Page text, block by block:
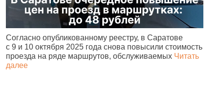
Согласно опубликованному реестру, в Саратове
с 9 и 10 октября 2025 года снова повысили стоимость
проезда на ряде маршрутов, обслуживаемых Читать
далее